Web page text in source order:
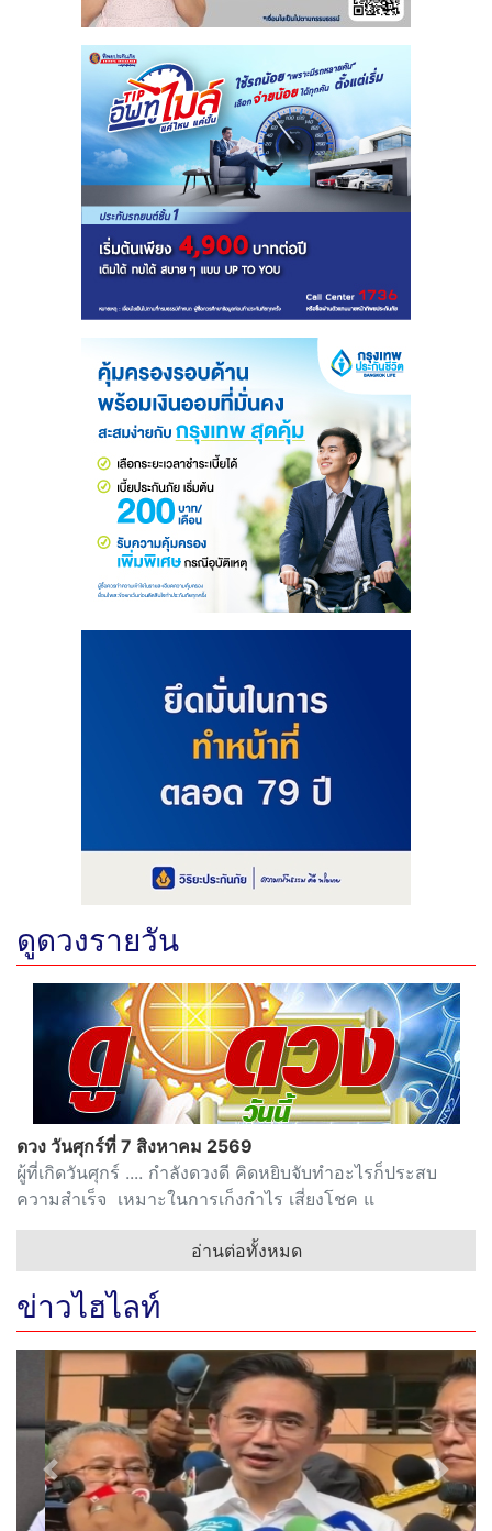
ดูดวงรายวัน
ดวง วันศุกร์ที่ 7 สิงหาคม 2569
ผู้ที่เกิดวันศุกร์ .... กำลังดวงดี คิดหยิบจับทำอะไรก็ประสบ
ความสำเร็จ เหมาะในการเก็งกำไร เสี่ยงโชค แ
อ่านต่อทั้งหมด
ข่าวไฮไลท์
Previous Next